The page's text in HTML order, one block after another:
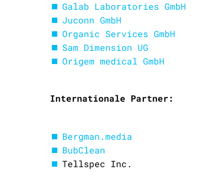
Galab Laboratories GmbH
Juconn GmbH
Organic Services GmbH
Sam Dimension UG
Origem medical GmbH
Internationale Partner:
Bergman.media
BubClean
Tellspec Inc.